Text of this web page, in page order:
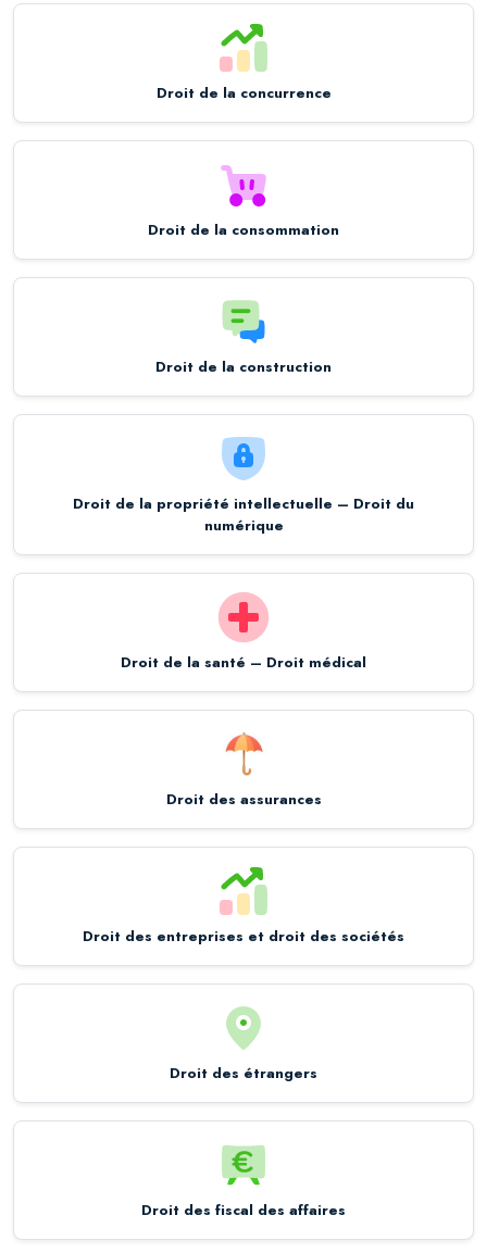
Droit de la concurrence
Droit de la consommation
Droit de la construction
Droit de la propriété intellectuelle – Droit du
numérique
Droit de la santé – Droit médical
Droit des assurances
Droit des entreprises et droit des sociétés
Droit des étrangers
Droit des fiscal des affaires